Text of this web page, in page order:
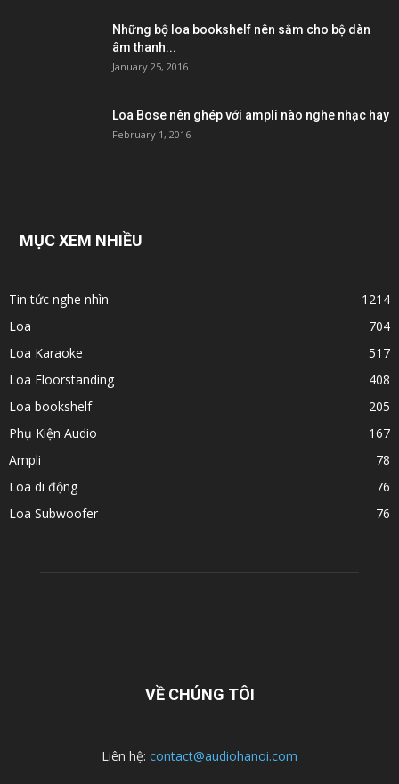
Những bộ loa bookshelf nên sắm cho bộ dàn
âm thanh...
January 25, 2016
Loa Bose nên ghép với ampli nào nghe nhạc hay
February 1, 2016
MỤC XEM NHIỀU
Tin tức nghe nhìn
1214
Loa
704
Loa Karaoke
517
Loa Floorstanding
408
Loa bookshelf
205
Phụ Kiện Audio
167
Ampli
78
Loa di động
76
Loa Subwoofer
76
VỀ CHÚNG TÔI
Liên hệ: contact@audiohanoi.com